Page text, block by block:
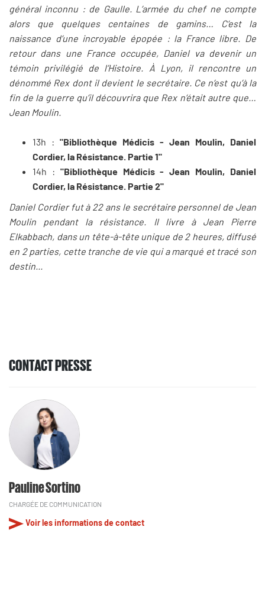
général inconnu : de Gaulle. L’armée du chef ne compte
alors que quelques centaines de gamins… C’est la
naissance d’une incroyable épopée : la France libre. De
retour dans une France occupée, Daniel va devenir un
témoin privilégié de l’Histoire. À Lyon, il rencontre un
dénommé Rex dont il devient le secrétaire. Ce n’est qu’à la
fin de la guerre qu’il découvrira que Rex n’était autre que…
Jean Moulin.
13h : "Bibliothèque Médicis - Jean Moulin, Daniel
Cordier, la Résistance. Partie 1"
14h : "Bibliothèque Médicis - Jean Moulin, Daniel
Cordier, la Résistance. Partie 2"
Daniel Cordier fut à 22 ans le secrétaire personnel de Jean
Moulin pendant la résistance. Il livre à Jean Pierre
Elkabbach, dans un tête-à-tête unique de 2 heures, diffusé
en 2 parties, cette tranche de vie qui a marqué et tracé son
destin...
CONTACT PRESSE
Pauline Sortino
CHARGÉE DE COMMUNICATION
Voir les informations de contact